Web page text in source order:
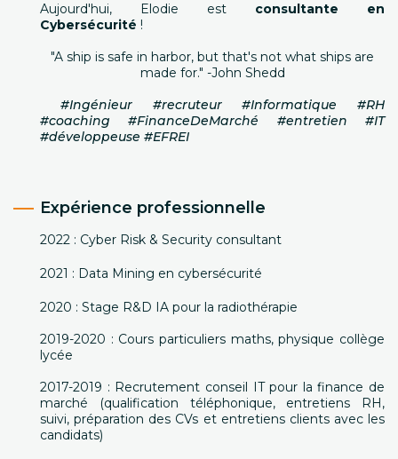
Aujourd'hui, Elodie est consultante en
Cybersécurité !
"A ship is safe in harbor, but that's not what ships are
made for." -John Shedd
#Ingénieur #recruteur #Informatique #RH
#coaching #FinanceDeMarché #entretien #IT
#développeuse #EFREI
Expérience professionnelle
2022 : Cyber Risk & Security consultant
2021 : Data Mining en cybersécurité
2020 : Stage R&D IA pour la radiothérapie
2019-2020 : Cours particuliers maths, physique collège
lycée
2017-2019 : Recrutement conseil IT pour la finance de
marché (qualification téléphonique, entretiens RH,
suivi, préparation des CVs et entretiens clients avec les
candidats)